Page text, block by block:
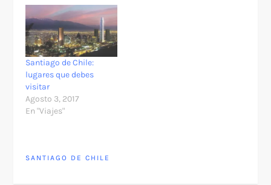
Santiago de Chile:
lugares que debes
visitar
Agosto 3, 2017
En "Viajes"
SANTIAGO DE CHILE